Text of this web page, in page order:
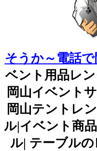
そうか～電話
ベント用品レン
岡山イベント
岡山テントレ
ル|イベント商
ル| テーブル